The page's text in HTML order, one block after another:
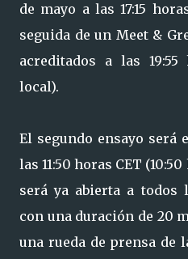
de mayo a las 17:15
seguida de un Meet &
acreditados a las 19:55
local).
El segundo ensayo será
las 11:50 horas CET
será ya abierta a todos
con una duración de 20
una rueda de prensa de